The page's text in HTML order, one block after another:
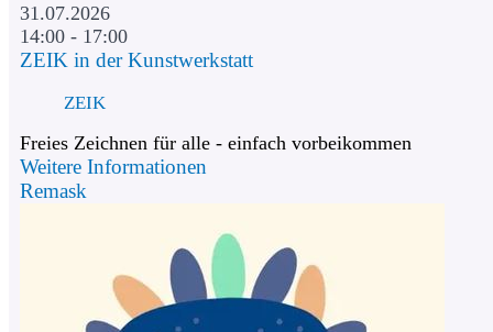
31.07.2026
14:00 - 17:00
ZEIK in der Kunstwerkstatt
ZEIK
Freies Zeichnen für alle - einfach vorbeikommen
Weitere Informationen
Remask